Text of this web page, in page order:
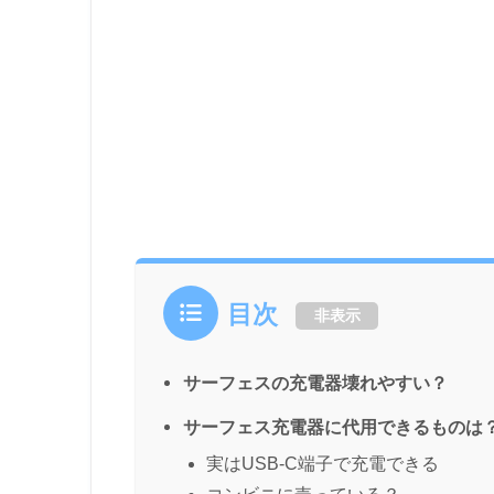
目次 非表示
サーフェスの充電器壊れやすい？
サーフェス充電器に代用できるものは
実はUSB-C端子で充電できる